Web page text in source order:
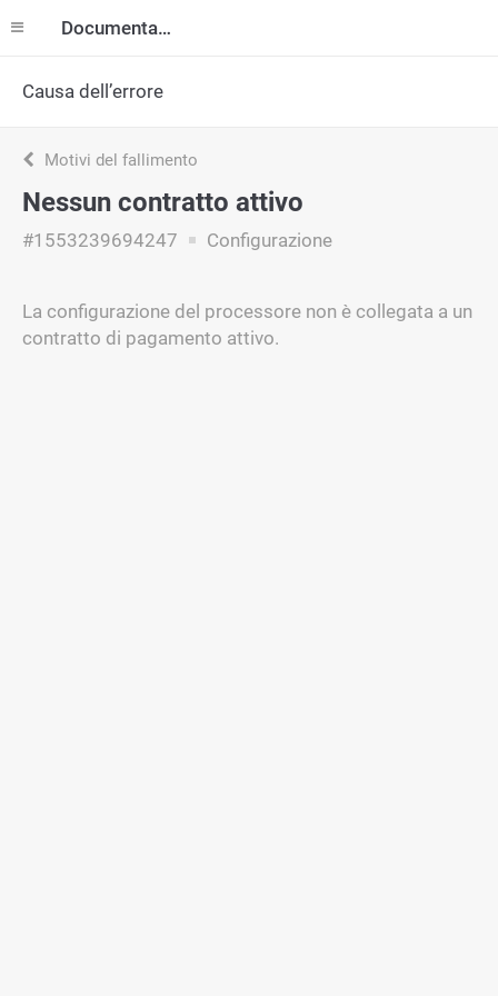
Documentazione
Causa dell’errore
Motivi del fallimento
Nessun contratto attivo
#1553239694247 Configurazione
La configurazione del processore non è collegata a un
contratto di pagamento attivo.